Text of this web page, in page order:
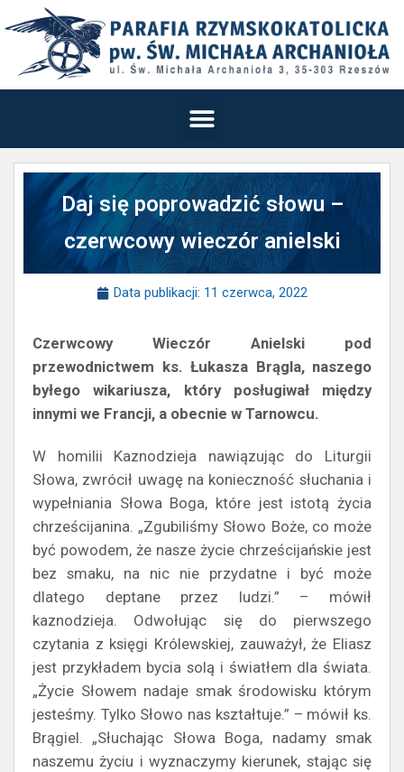
Daj się poprowadzić słowu –
czerwcowy wieczór anielski
Data publikacji: 11 czerwca, 2022
Czerwcowy Wieczór Anielski pod
przewodnictwem ks. Łukasza Brągla, naszego
byłego wikariusza, który posługiwał między
innymi we Francji, a obecnie w Tarnowcu.
W homilii Kaznodzieja nawiązując do Liturgii
Słowa, zwrócił uwagę na konieczność słuchania i
wypełniania Słowa Boga, które jest istotą życia
chrześcijanina. „Zgubiliśmy Słowo Boże, co może
być powodem, że nasze życie chrześcijańskie jest
bez smaku, na nic nie przydatne i być może
dlatego deptane przez ludzi.” – mówił
kaznodzieja. Odwołując się do pierwszego
czytania z księgi Królewskiej, zauważył, że Eliasz
jest przykładem bycia solą i światłem dla świata.
„Życie Słowem nadaje smak środowisku którym
jesteśmy. Tylko Słowo nas kształtuje.” – mówił ks.
Brągiel. „Słuchając Słowa Boga, nadamy smak
naszemu życiu i wyznaczymy kierunek, stając się